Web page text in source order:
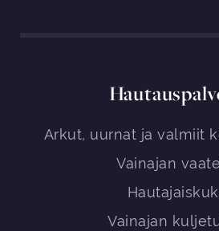
Arkut, uurnat ja valmiit
Vainajan
Vainajan